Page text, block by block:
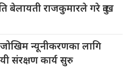
बेलायती राजकुमारले गरे दुःख
जोखिम न्यूनीकरणका लागि
संरक्षण कार्य सुरु